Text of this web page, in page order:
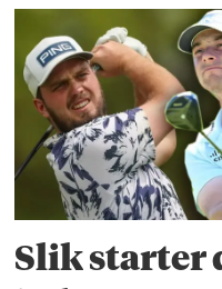
Slik starter